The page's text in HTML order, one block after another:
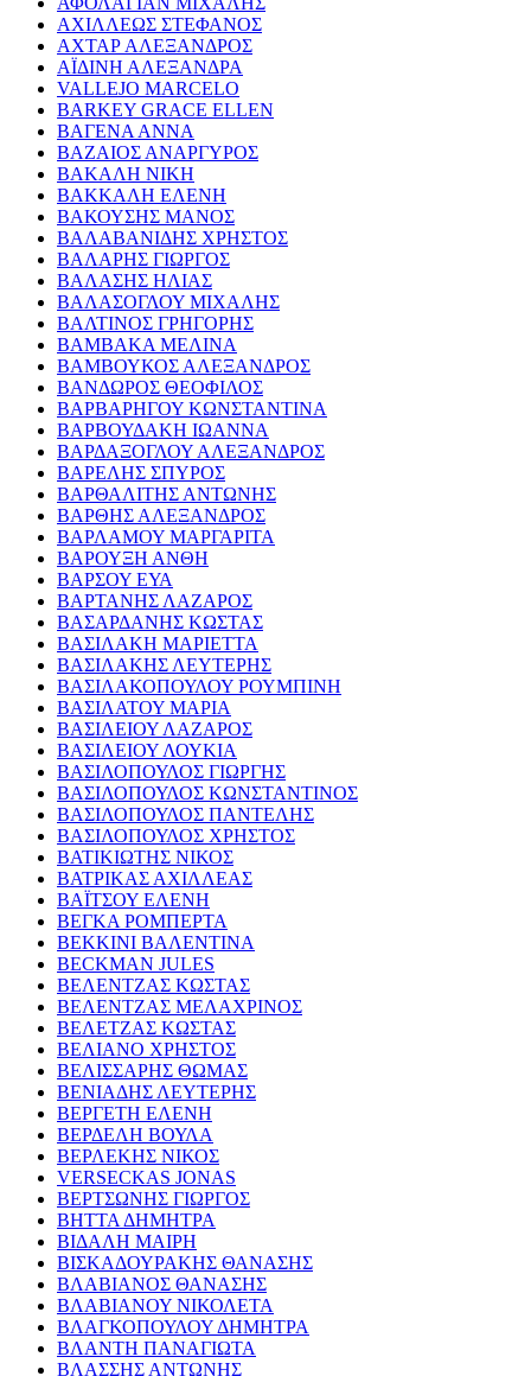
ΑΧΙΛΛΕΩΣ ΣΤΕΦΑΝΟΣ
ΑΧΤΑΡ ΑΛΕΞΑΝΔΡΟΣ
ΑΪΔΙΝΗ ΑΛΕΞΑΝΔΡΑ
VALLEJO MARCELO
BARKEY GRACE ELLEN
ΒΑΓΕΝΑ ΑΝΝΑ
ΒΑΖΑΙΟΣ ΑΝΑΡΓΥΡΟΣ
ΒΑΚΑΛΗ ΝΙΚΗ
ΒΑΚΚΑΛΗ ΕΛΕΝΗ
ΒΑΚΟΥΣΗΣ ΜΑΝΟΣ
ΒΑΛΑΒΑΝΙΔΗΣ ΧΡΗΣΤΟΣ
ΒΑΛΑΡΗΣ ΓΙΩΡΓΟΣ
ΒΑΛΑΣΗΣ ΗΛΙΑΣ
ΒΑΛΑΣΟΓΛΟΥ ΜΙΧΑΛΗΣ
ΒΑΛΤΙΝΟΣ ΓΡΗΓΟΡΗΣ
ΒΑΜΒΑΚΑ ΜΕΛΙΝΑ
ΒΑΜΒΟΥΚΟΣ ΑΛΕΞΑΝΔΡΟΣ
ΒΑΝΔΩΡΟΣ ΘΕΟΦΙΛΟΣ
ΒΑΡΒΑΡΗΓΟΥ ΚΩΝΣΤΑΝΤΙΝΑ
ΒΑΡΒΟΥΔΑΚΗ ΙΩΑΝΝΑ
ΒΑΡΔΑΞΟΓΛΟΥ ΑΛΕΞΑΝΔΡΟΣ
ΒΑΡΕΛΗΣ ΣΠΥΡΟΣ
ΒΑΡΘΑΛΙΤΗΣ ΑΝΤΩΝΗΣ
ΒΑΡΘΗΣ ΑΛΕΞΑΝΔΡΟΣ
ΒΑΡΛΑΜΟΥ ΜΑΡΓΑΡΙΤΑ
ΒΑΡΟΥΞΗ ΑΝΘΗ
ΒΑΡΣΟΥ ΕΥΑ
ΒΑΡΤΑΝΗΣ ΛΑΖΑΡΟΣ
ΒΑΣΑΡΔΑΝΗΣ ΚΩΣΤΑΣ
ΒΑΣΙΛΑΚΗ ΜΑΡΙΕΤΤΑ
ΒΑΣΙΛΑΚΗΣ ΛΕΥΤΕΡΗΣ
ΒΑΣΙΛΑΚΟΠΟΥΛΟΥ ΡΟΥΜΠΙΝΗ
ΒΑΣΙΛΑΤΟΥ ΜΑΡΙΑ
ΒΑΣΙΛΕΙΟΥ ΛΑΖΑΡΟΣ
ΒΑΣΙΛΕΙΟΥ ΛΟΥΚΙΑ
ΒΑΣΙΛΟΠΟΥΛΟΣ ΓΙΩΡΓΗΣ
ΒΑΣΙΛΟΠΟΥΛΟΣ ΚΩΝΣΤΑΝΤΙΝΟΣ
ΒΑΣΙΛΟΠΟΥΛΟΣ ΠΑΝΤΕΛΗΣ
ΒΑΣΙΛΟΠΟΥΛΟΣ ΧΡΗΣΤΟΣ
ΒΑΤΙΚΙΩΤΗΣ ΝΙΚΟΣ
ΒΑΤΡΙΚΑΣ ΑΧΙΛΛΕΑΣ
ΒΑΪΤΣΟΥ ΕΛΕΝΗ
ΒΕΓΚΑ ΡΟΜΠΕΡΤΑ
ΒΕΚΚΙΝΙ ΒΑΛΕΝΤΙΝΑ
BECKMAN JULES
ΒΕΛΕΝΤΖΑΣ ΚΩΣΤΑΣ
ΒΕΛΕΝΤΖΑΣ ΜΕΛΑΧΡΙΝΟΣ
ΒΕΛΕΤΖΑΣ ΚΩΣΤΑΣ
ΒΕΛΙΑΝΟ ΧΡΗΣΤΟΣ
ΒΕΛΙΣΣΑΡΗΣ ΘΩΜΑΣ
ΒΕΝΙΑΔΗΣ ΛΕΥΤΕΡΗΣ
ΒΕΡΓΕΤΗ ΕΛΕΝΗ
ΒΕΡΔΕΛΗ ΒΟΥΛΑ
ΒΕΡΛΕΚΗΣ ΝΙΚΟΣ
VERSECKAS JONAS
ΒΕΡΤΣΩΝΗΣ ΓΙΩΡΓΟΣ
ΒΗΤΤΑ ΔΗΜΗΤΡΑ
ΒΙΔΑΛΗ ΜΑΙΡΗ
ΒΙΣΚΑΔΟΥΡΑΚΗΣ ΘΑΝΑΣΗΣ
ΒΛΑΒΙΑΝΟΣ ΘΑΝΑΣΗΣ
ΒΛΑΒΙΑΝΟΥ ΝΙΚΟΛΕΤΑ
ΒΛΑΓΚΟΠΟΥΛΟΥ ΔΗΜΗΤΡΑ
ΒΛΑΝΤΗ ΠΑΝΑΓΙΩΤΑ
ΒΛΑΣΣΗΣ ΑΝΤΩΝΗΣ